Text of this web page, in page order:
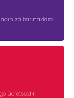
barınaklara
ücretsizdir.